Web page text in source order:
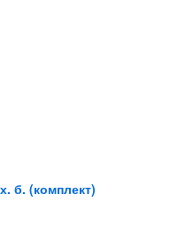
б. (комплект)